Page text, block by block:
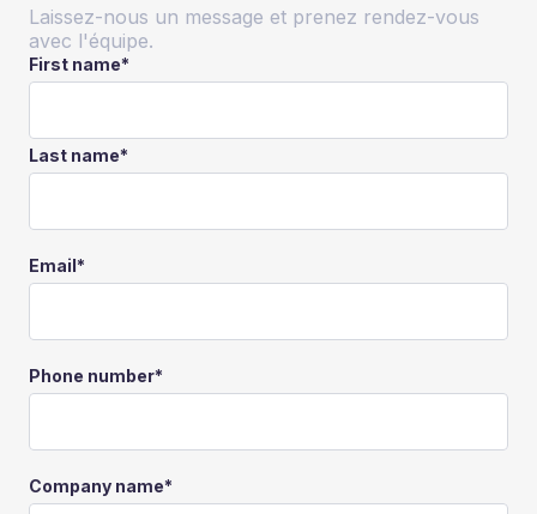
Laissez-nous un message et prenez rendez-vous
avec l'équipe.
First name*
Last name*
Email*
Phone number*
Company name*